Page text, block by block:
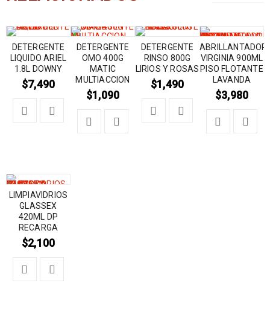
DETERGENTE
LIQUIDO ARIEL
1.8L DOWNY
$7,490
DETERGENTE
OMO 400G
MATIC
MULTIACCION
$1,090
DETERGENTE
RINSO 800G
LIRIOS Y ROSAS
$1,490
ABRILLANTADOR
VIRGINIA 900ML
PISO FLOTANTE
LAVANDA
$3,980
LIMPIAVIDRIOS
GLASSEX
420ML DP
RECARGA
$2,100